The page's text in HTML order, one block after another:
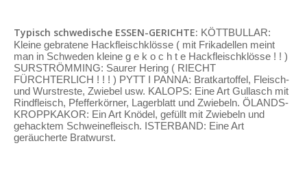
Typisch schwedische ESSEN-GERICHTE: KÖTTBULLAR:
Kleine gebratene Hackfleischklösse ( mit Frikadellen meint
man in Schweden kleine g e k o c h t e Hackfleischklösse ! ! )
SURSTRÖMMING: Saurer Hering ( RIECHT
FÜRCHTERLICH ! ! ! ) PYTT I PANNA: Bratkartoffel, Fleisch-
und Wurstreste, Zwiebel usw. KALOPS: Eine Art Gullasch mit
Rindfleisch, Pfefferkörner, Lagerblatt und Zwiebeln. ÖLANDS-
KROPPKAKOR: Ein Art Knödel, gefüllt mit Zwiebeln und
gehacktem Schweinefleisch. ISTERBAND: Eine Art
geräucherte Bratwurst.